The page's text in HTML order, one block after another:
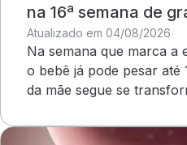
na 16ª semana de
Atualizado em 04/08/2026
Na semana que marca a
o bebê já pode pesar até
da mãe segue se